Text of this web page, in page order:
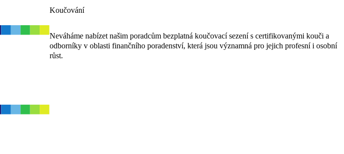
Koučování
Neváháme nabízet našim poradcům bezplatná koučovací sezení s certifikovanými kouči a
odborníky v oblasti finančního poradenství, která jsou významná pro jejich profesní i osobní
růst.